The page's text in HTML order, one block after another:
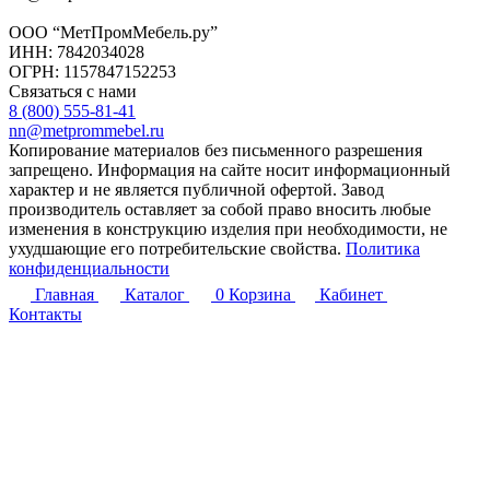
ООО “МетПромМебель.ру”
ИНН: 7842034028
ОГРН: 1157847152253
Связаться с нами
8 (800) 555-81-41
nn@metprommebel.ru
Копирование материалов без письменного разрешения
запрещено. Информация на сайте носит информационный
характер и не является публичной офертой. Завод
производитель оставляет за собой право вносить любые
изменения в конструкцию изделия при необходимости, не
ухудшающие его потребительские свойства. Политика
конфиденциальности
Главная
Каталог 0 Корзина
Кабинет
Контакты